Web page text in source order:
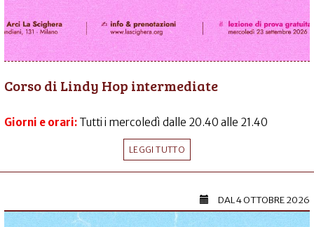
Corso di Lindy Hop intermediate
Giorni e orari: Tutti i mercoledì dalle 20.40 alle 21.40
LEGGI TUTTO
DAL4 OTTOBRE 2026